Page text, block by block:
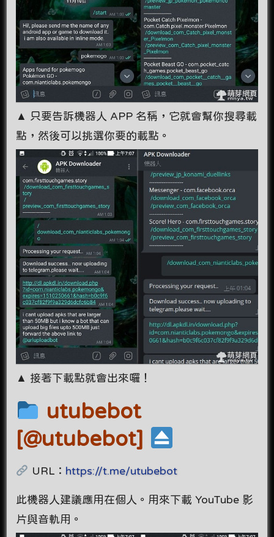
▲ 只要告訴機器人 APP 名稱，它就會幫你搜尋載
點，然後可以挑選你要的載點。
▲ 接著下載點就會出來囉！
utubebot
[@utubebot]
URL： https://t.me/utubebot
此機器人建議應用在個人。用來下載 YouTube 影
片與音軌用。